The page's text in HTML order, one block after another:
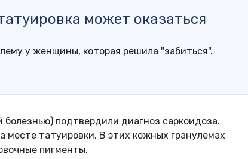
может оказаться
у женщины, которая решила "забиться".
подтвердили диагноз саркоидоза.
месте татуировки. В этих кожных гранулемах
пигменты.